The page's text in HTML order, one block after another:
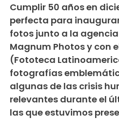
Cumplir 50 años en
perfecta para
fotos junto a la
Magnum Photos y con
(Fototeca
fotografías
algunas de las crisis
relevantes durante el
las que estuvimos